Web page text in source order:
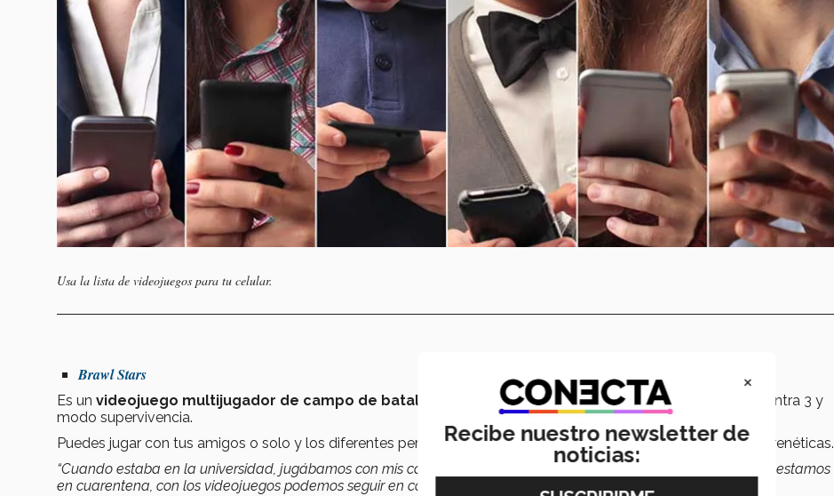
Usa la lista de videojuegos para tu celular.
Brawl Stars
Es un videojuego multijugador de campo de batalla en línea
que consiste en dos modos de juego, 3 contra 3 y
modo supervivencia.
Puedes jugar con tus amigos o solo y los diferentes personajes y habilidades crean partidas impredecibles y frenéticas.
“Cuando estaba en la universidad, jugábamos con mis camaradas. Así podíamos pasar varias horas y ahora que estamos
en cuarentena, con los videojuegos podemos seguir en contacto”.
×
Recibe nuestro newsletter de
noticias: